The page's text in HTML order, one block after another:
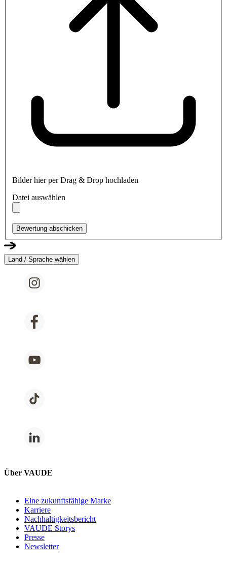
Bilder hier per Drag & Drop hochladen
Datei auswählen
Bewertung abschicken
Land / Sprache wählen
Über VAUDE
Eine zukunftsfähige Marke
Karriere
Nachhaltigkeitsbericht
VAUDE Storys
Presse
Newsletter